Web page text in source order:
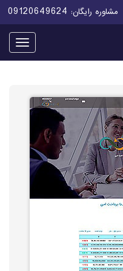
مشاوره رایگان: 09120649624
منو